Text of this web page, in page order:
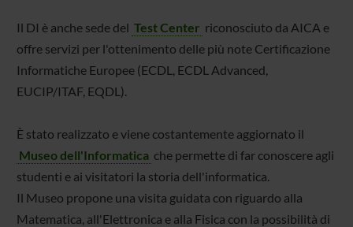
Il DI è anche sede del Test Center riconosciuto da AICA e
offre servizi per l'ottenimento delle più note Certificazione
Informatiche Europee (ECDL, ECDL Advanced,
EUCIP/ITAF, EQDL).
È stato realizzato e viene costantemente aggiornato il
Museo dell'Informatica che permette di far conoscere agli
studenti e ai visitatori la storia dell'informatica.
Il Museo propone una visita guidata con riguardo alla
Matematica, all'Elettronica e alla Fisica con la possibilità di